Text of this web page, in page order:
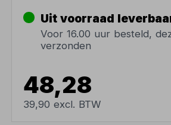
Uit voorraad
Voor 16.00 uur besteld,
verzonden
48,28
39,90 excl. BTW